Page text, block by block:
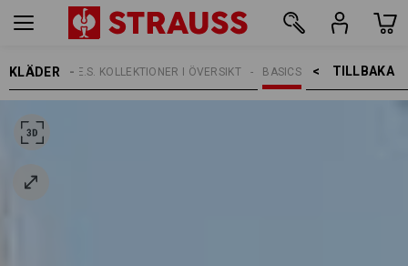
KLÄDER TILLBAKA    >
BASICS
E.S. KOLLEKTIONER I ÖVERSIKT
TEMAN